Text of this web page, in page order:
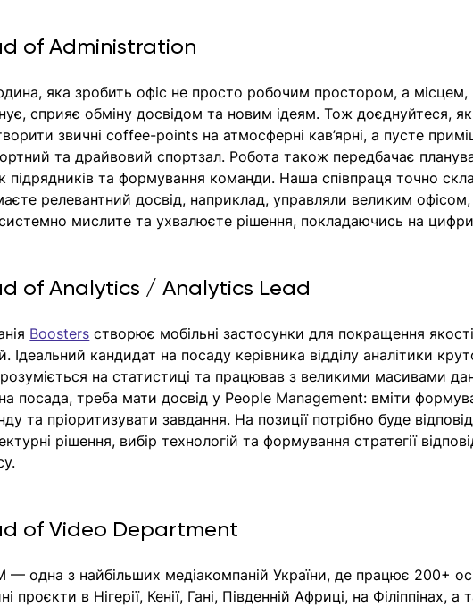
of Administration
яка зробить офіс не просто робочим простором, а місцем,
сприяє обміну досвідом та новим ідеям. Тож доєднуйтеся,
звичні coffee-points на атмосферні кав’ярні, а пусте
та драйвовий спортзал. Робота також передбачає
підрядників та формування команди. Наша співпраця точно
релевантний досвід, наприклад, управляли великим
мислите та ухвалюєте рішення, покладаючись на цифри
of Analytics / Analytics Lead
Boosters створює мобільні застосунки для покращення
Ідеальний кандидат на посаду керівника відділу аналітики
на статистиці та працював з великими масивами
посада, треба мати досвід у People Management: вміти
та пріоритизувати завдання. На позиції потрібно буде
рішення, вибір технологій та формування стратегії
of Video Department
— одна з найбільших медіакомпаній України, де працює 200+
проєкти в Нігерії, Кенії, Гані, Південній Африці, на Філіппінах,